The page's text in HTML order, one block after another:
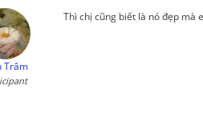
Trâm
Thì chị cũng biết là nó đẹp mà